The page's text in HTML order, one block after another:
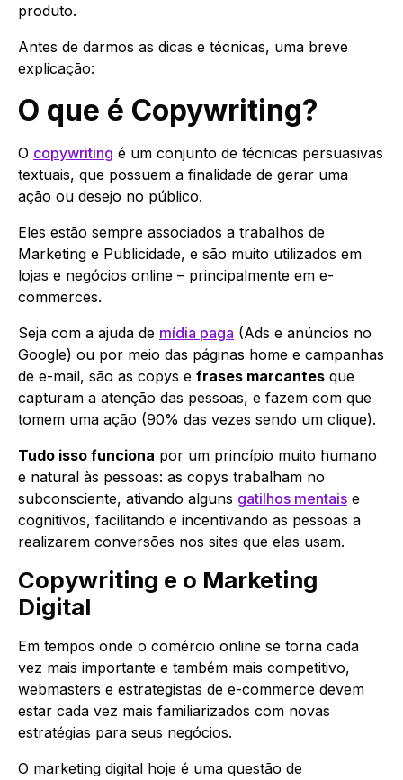
produto.
Antes de darmos as dicas e técnicas, uma breve
explicação:
O que é Copywriting?
O copywriting é um conjunto de técnicas persuasivas
textuais, que possuem a finalidade de gerar uma
ação ou desejo no público.
Eles estão sempre associados a trabalhos de
Marketing e Publicidade, e são muito utilizados em
lojas e negócios online – principalmente em e-
commerces.
Seja com a ajuda de mídia paga (Ads e anúncios no
Google) ou por meio das páginas home e campanhas
de e-mail, são as copys e frases marcantes que
capturam a atenção das pessoas, e fazem com que
tomem uma ação (90% das vezes sendo um clique).
Tudo isso funciona por um princípio muito humano
e natural às pessoas: as copys trabalham no
subconsciente, ativando alguns gatilhos mentais e
cognitivos, facilitando e incentivando as pessoas a
realizarem conversões nos sites que elas usam.
Copywriting e o Marketing
Digital
Em tempos onde o comércio online se torna cada
vez mais importante e também mais competitivo,
webmasters e estrategistas de e-commerce devem
estar cada vez mais familiarizados com novas
estratégias para seus negócios.
O marketing digital hoje é uma questão de